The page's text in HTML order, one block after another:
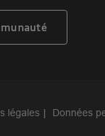
légales Données